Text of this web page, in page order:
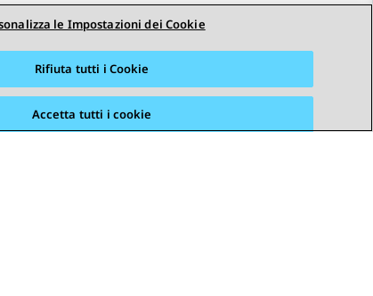
le Impostazioni dei Cookie
Rifiuta tutti i Cookie
Accetta tutti i cookie